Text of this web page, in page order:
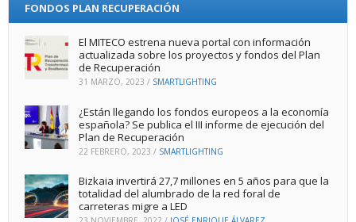
FONDOS PLAN RECUPERACIÓN
El MITECO estrena nueva portal con información
actualizada sobre los proyectos y fondos del Plan
de Recuperación
31 MARZO, 2023 / SMARTLIGHTING
¿Están llegando los fondos europeos a la economía
española? Se publica el III informe de ejecución del
Plan de Recuperación
22 FEBRERO, 2023 / SMARTLIGHTING
Bizkaia invertirá 27,7 millones en 5 años para que la
totalidad del alumbrado de la red foral de
carreteras migre a LED